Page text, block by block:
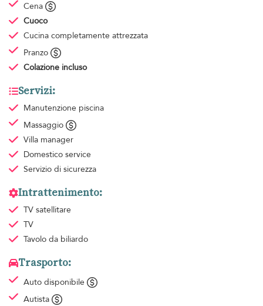
Cena
Cuoco
Cucina completamente attrezzata
Pranzo
Colazione incluso
Servizi:
Manutenzione piscina
Massaggio
Villa manager
Domestico service
Servizio di sicurezza
Intrattenimento:
TV satellitare
TV
Tavolo da biliardo
Trasporto:
Auto disponibile
Autista